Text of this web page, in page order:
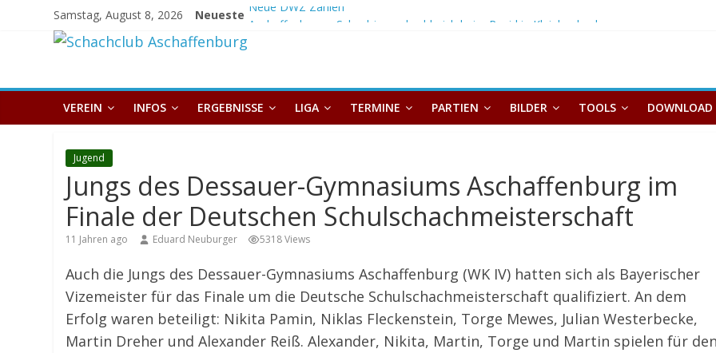
Samstag, August 8, 2026 Neueste Aschaffenburger Schachjugend zahlreich beim Rapid in Kleinheubach
Schachclub
Aschaffenburg
VEREIN INFOS ERGEBNISSE LIGA TERMINE PARTIEN BILDER TOOLS DOWNLOAD
Jugend
Jungs des Dessauer-Gymnasiums Aschaffenburg im
Finale der Deutschen Schulschachmeisterschaft
11 Jahren ago Eduard Neuburger 5318 Views
Auch die Jungs des Dessauer-Gymnasiums Aschaffenburg (WK IV) hatten sich als Bayerischer
Vizemeister für das Finale um die Deutsche Schulschachmeisterschaft qualifiziert. An dem
Erfolg waren beteiligt: Nikita Pamin, Niklas Fleckenstein, Torge Mewes, Julian Westerbecke,
Martin Dreher und Alexander Reiß. Alexander, Nikita, Martin, Torge und Martin spielen für den